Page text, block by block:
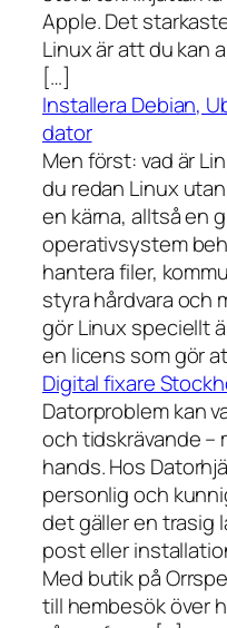
Apple. Det
Linux är att du kan
[…]
Installera Debian,
dator
Men först: vad är
du redan Linux
en kärna, alltså en
operativsystem
hantera filer,
styra hårdvara och
gör Linux speciellt
en licens som gör
Digital fixare
Datorproblem kan
och tidskrävande –
hands. Hos
personlig och
det gäller en trasig
post eller
Med butik på
till hembesök över